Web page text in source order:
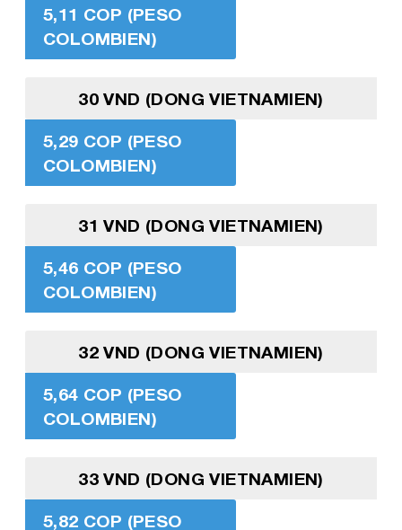
5,11 COP (PESO
COLOMBIEN)
30 VND (DONG VIETNAMIEN)
5,29 COP (PESO
COLOMBIEN)
31 VND (DONG VIETNAMIEN)
5,46 COP (PESO
COLOMBIEN)
32 VND (DONG VIETNAMIEN)
5,64 COP (PESO
COLOMBIEN)
33 VND (DONG VIETNAMIEN)
5,82 COP (PESO